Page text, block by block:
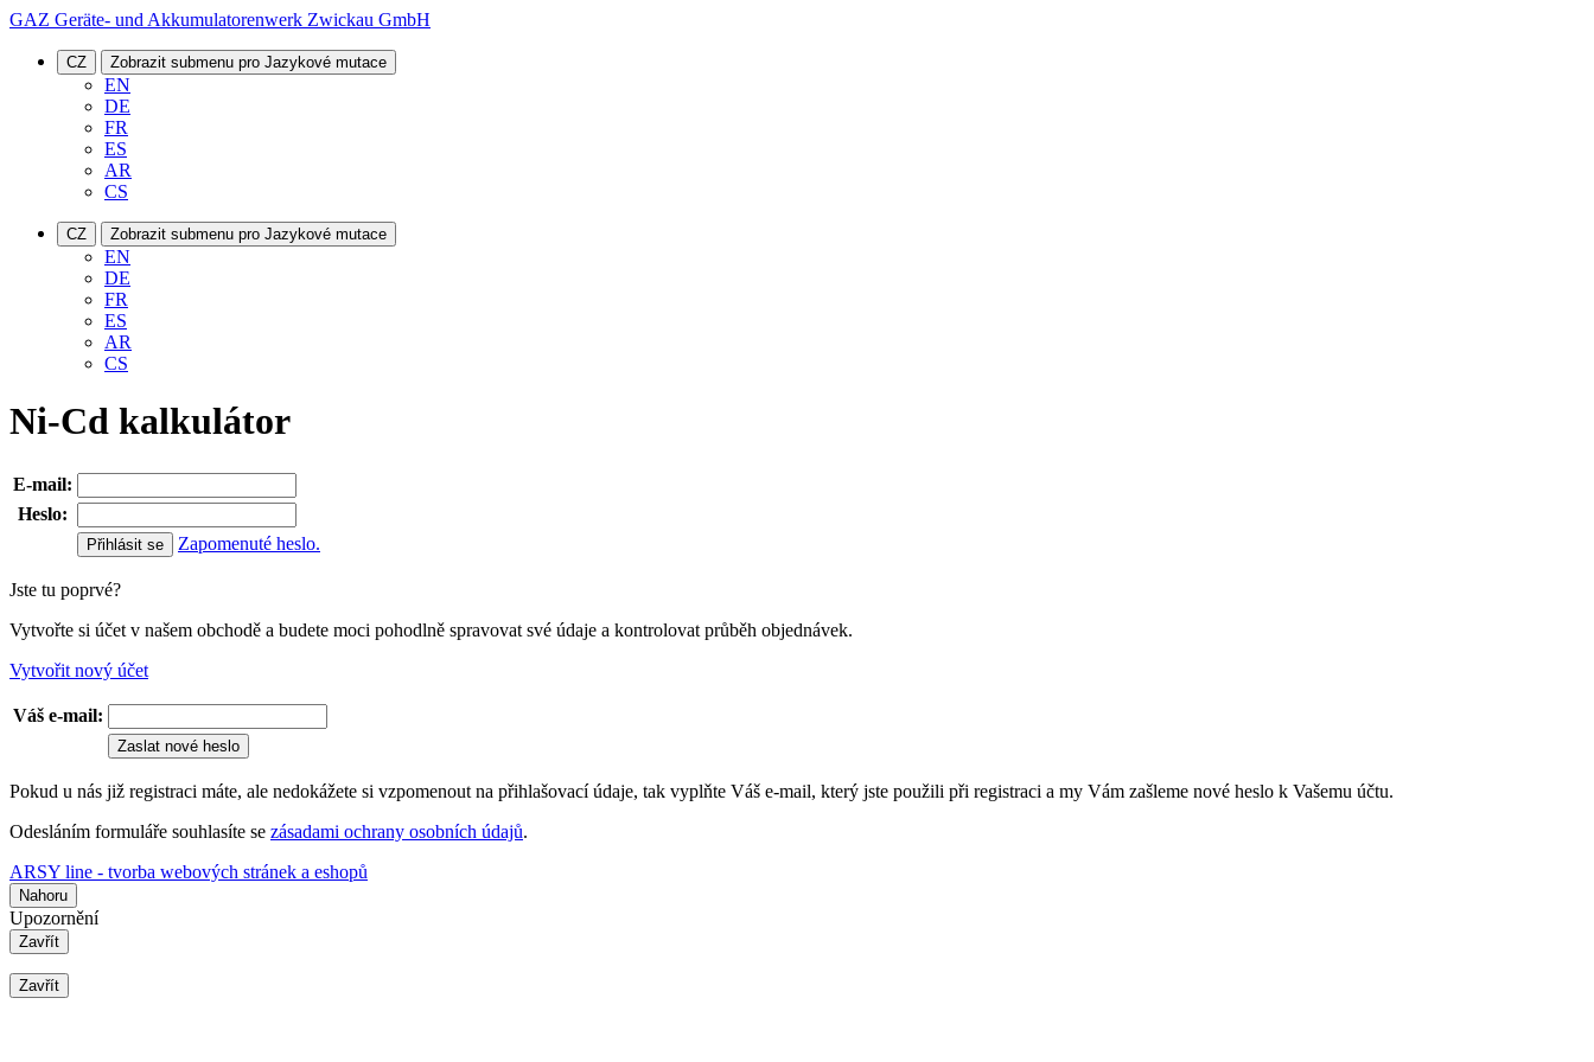
GAZ Geräte- und Akkumulatorenwerk Zwickau GmbH
CZ Zobrazit submenu pro Jazykové mutace
EN
DE
FR
ES
AR
CS
CZ Zobrazit submenu pro Jazykové mutace
EN
DE
FR
ES
AR
CS
Ni-Cd kalkulátor
E-mail:
Heslo:
Zapomenuté heslo.
Jste tu poprvé?
Vytvořte si účet v našem obchodě a budete moci pohodlně spravovat své údaje a kontrolovat průběh objednávek.
Vytvořit nový účet
Váš e-mail:
Zaslat nové heslo
Pokud u nás již registraci máte, ale nedokážete si vzpomenout na přihlašovací údaje, tak vyplňte Váš e-mail, který jste použili při registraci a my Vám zašleme nové heslo k Vašemu účtu.
Odesláním formuláře souhlasíte se zásadami ochrany osobních údajů.
ARSY line - tvorba webových stránek a eshopů
Nahoru
Upozornění
Zavřít
Zavřít